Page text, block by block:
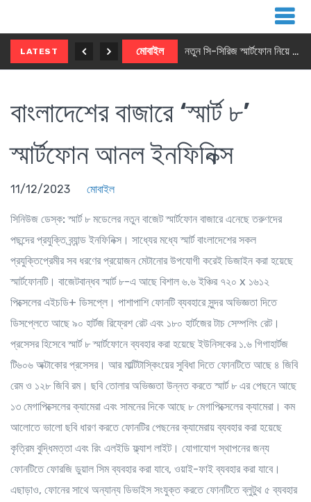
LATEST মোবাইল নতুন সি-সিরিজ স্মার্টফোন নিয়ে আসছে রিয়েলমি
বাংলাদেশের বাজারে ‘স্মার্ট ৮’
স্মার্টফোন আনল ইনফিনিক্স
11/12/2023 মোবাইল
সিনিউজ ডেস্ক: স্মার্ট ৮ মডেলের নতুন বাজেট স্মার্টফোন বাজারে এনেছে তরুণদের
পছন্দের প্রযুক্তি ব্র্যান্ড ইনফিনিক্স। সাধ্যের মধ্যে স্মার্ট বাংলাদেশের সকল
প্রযুক্তিপ্রেমীর সব ধরণের প্রয়োজন মেটানোর উপযোগী করেই ডিজাইন করা হয়েছে
স্মার্টফোনটি। বাজেটবান্ধব স্মার্ট ৮-এ আছে বিশাল ৬.৬ ইঞ্চির ৭২০ x ১৬১২
পিক্সেলের এইচডি+ ডিসপ্লে। পাশাপাশি ফোনটি ব্যবহারে সুন্দর অভিজ্ঞতা দিতে
ডিসপ্লেতে আছে ৯০ হার্টজ রিফ্রেশ রেট এবং ১৮০ হার্টজের টাচ সেম্পলিং রেট।
প্রসেসর হিসেবে স্মার্ট ৮ স্মার্টফোনে ব্যবহার করা হয়েছে ইউনিসকের ১.৬ গিগাহার্টজ
টি৬০৬ অক্টাকোর প্রসেসর। আর মাল্টিটাস্কিংয়ের সুবিধা দিতে ফোনটিতে আছে ৪ জিবি
রেম ও ১২৮ জিবি রম। ছবি তোলার অভিজ্ঞতা উন্নত করতে স্মার্ট ৮ এর পেছনে আছে
১৩ মেগাপিক্সেলের ক্যামেরা এবং সামনের দিকে আছে ৮ মেগাপিক্সেলের ক্যামেরা। কম
আলোতে ভালো ছবি ধারণ করতে ফোনটির পেছনের ক্যামেরায় ব্যবহার করা হয়েছে
কৃত্রিম বুদ্ধিমত্তা এবং রিং এলইডি ফ্ল্যাশ লাইট। যোগাযোগ স্থাপনের জন্য
ফোনটিতে ফোরজি ডুয়াল সিম ব্যবহার করা যাবে, ওয়াই-ফাই ব্যবহার করা যাবে।
এছাড়াও, ফোনের সাথে অন্যান্য ডিভাইস সংযুক্ত করতে ফোনটিতে ব্লুটুথ ৫ ব্যবহার